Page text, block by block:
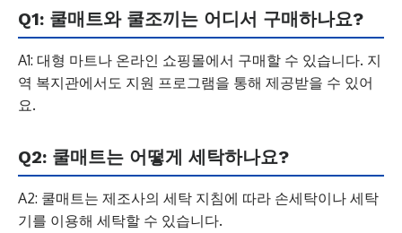
Q1: 쿨매트와 쿨조끼는 어디서 구매하나요?
A1: 대형 마트나 온라인 쇼핑몰에서 구매할 수 있습니다. 지
역 복지관에서도 지원 프로그램을 통해 제공받을 수 있어
요.
Q2: 쿨매트는 어떻게 세탁하나요?
A2: 쿨매트는 제조사의 세탁 지침에 따라 손세탁이나 세탁
기를 이용해 세탁할 수 있습니다.